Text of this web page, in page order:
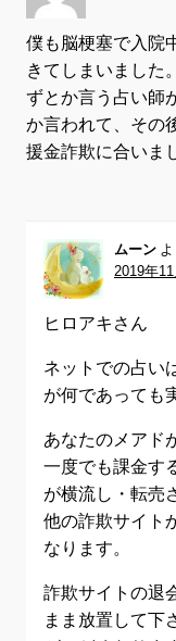
僕も脳梗塞で入院
きてしまいました
ずとか言う占い師
か言われて、その
援金詐欺に合いま
ムーン
2019年
ヒロアキさん
ネットでの占い
が何であっても
あなたのメアド
一度でも課金す
が横流し・転売
他の詐欺サイト
なります。
詐欺サイトの退
まま放置して下